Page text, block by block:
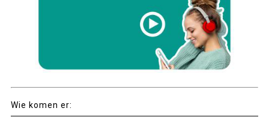
Wie komen er: